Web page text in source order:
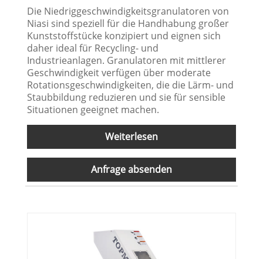
Die Niedriggeschwindigkeitsgranulatoren von
Niasi sind speziell für die Handhabung großer
Kunststoffstücke konzipiert und eignen sich
daher ideal für Recycling- und
Industrieanlagen. Granulatoren mit mittlerer
Geschwindigkeit verfügen über moderate
Rotationsgeschwindigkeiten, die die Lärm- und
Staubbildung reduzieren und sie für sensible
Situationen geeignet machen.
Weiterlesen
Anfrage absenden